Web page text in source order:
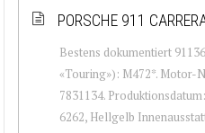
PORSCHE 911
Bestens dokumentiert
«Touring»): M472*. Motor-
7831134.
6262, Hellgelb